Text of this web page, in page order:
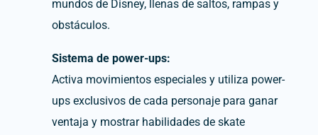
mundos de Disney, llenas de saltos, rampas y
obstáculos.
Sistema de power-ups:
Activa movimientos especiales y utiliza power-
ups exclusivos de cada personaje para ganar
ventaja y mostrar habilidades de skate